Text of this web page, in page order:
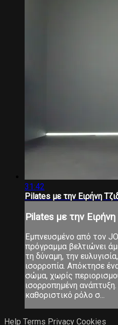
31:42
Pilates με την Ειρήνη
Pilates με την
Εμπνευσμένο από τον
πρόγραμμα βελτιώνει
τη δύναμη, την
ισορροπία. Απόκτησε
σώμα, χωρίς
ισορροπημένη
καθοριστικό ρόλο σ...
Help Terms Privacy Cookies